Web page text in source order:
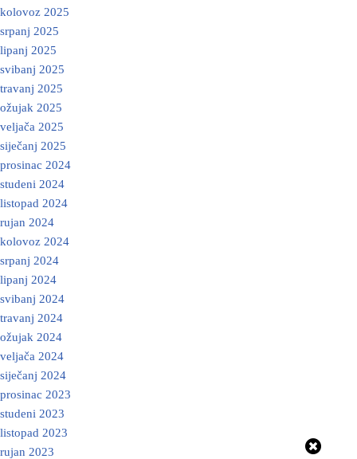
kolovoz 2025
srpanj 2025
lipanj 2025
svibanj 2025
travanj 2025
ožujak 2025
veljača 2025
siječanj 2025
prosinac 2024
studeni 2024
listopad 2024
rujan 2024
kolovoz 2024
srpanj 2024
lipanj 2024
svibanj 2024
travanj 2024
ožujak 2024
veljača 2024
siječanj 2024
prosinac 2023
studeni 2023
listopad 2023
rujan 2023